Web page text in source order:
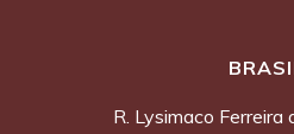
R. Lysimaco Ferreira